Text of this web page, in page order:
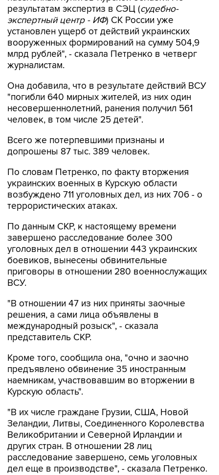
результатам экспертиз в СЭЦ (судебно-
экспертный центр - ИФ) СК России уже
установлен ущерб от действий украинских
вооруженных формирований на сумму 504,9
млрд рублей", - сказала Петренко в четверг
журналистам.
Она добавила, что в результате действий ВСУ
"погибли 640 мирных жителей, из них один
несовершеннолетний, ранения получил 561
человек, в том числе 25 детей".
Всего же потерпевшими признаны и
допрошены 87 тыс. 389 человек.
По словам Петренко, по факту вторжения
украинских военных в Курскую области
возбуждено 711 уголовных дел, из них 706 - о
террористических атаках.
По данным СКР, к настоящему времени
завершено расследование более 300
уголовных дел в отношении 443 украинских
боевиков, вынесены обвинительные
приговоры в отношении 280 военнослужащих
ВСУ.
"В отношении 47 из них приняты заочные
решения, а сами лица объявлены в
международный розыск", - сказала
представитель СКР.
Кроме того, сообщила она, "очно и заочно
предъявлено обвинение 35 иностранным
наемникам, участвовавшим во вторжении в
Курскую область".
"В их числе граждане Грузии, США, Новой
Зеландии, Литвы, Соединенного Королевства
Великобритании и Северной Ирландии и
других стран. В отношении 28 лиц
расследование завершено, семь уголовных
дел еще в производстве", - сказала Петренко.